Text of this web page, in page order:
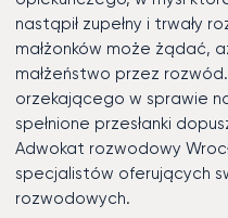
nastąpił zupełny i trwały
małżonków może żądać,
małżeństwo przez
orzekającego w sprawie
spełnione przesłanki
Adwokat rozwodowy
specjalistów oferujących
rozwodowych.